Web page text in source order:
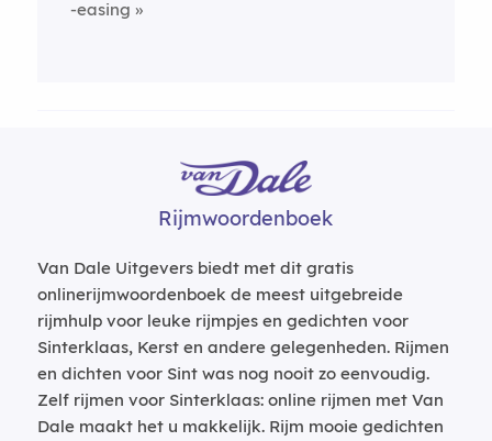
-easing
Rijmwoordenboek
Van Dale Uitgevers biedt met dit gratis
onlinerijmwoordenboek de meest uitgebreide
rijmhulp voor leuke rijmpjes en gedichten voor
Sinterklaas, Kerst en andere gelegenheden. Rijmen
en dichten voor Sint was nog nooit zo eenvoudig.
Zelf rijmen voor Sinterklaas: online rijmen met Van
Dale maakt het u makkelijk. Rijm mooie gedichten